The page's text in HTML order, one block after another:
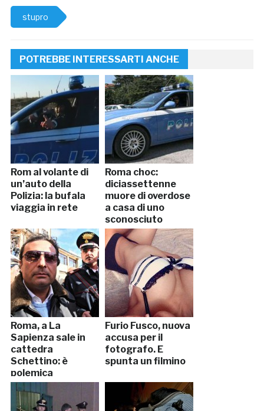
stupro
POTREBBE INTERESSARTI ANCHE
Rom al volante di
un’auto della
Polizia: la bufala
viaggia in rete
Roma choc:
diciassettenne
muore di overdose
a casa di uno
sconosciuto
Roma, a La
Sapienza sale in
cattedra
Schettino: è
polemica
Furio Fusco, nuova
accusa per il
fotografo. E
spunta un filmino